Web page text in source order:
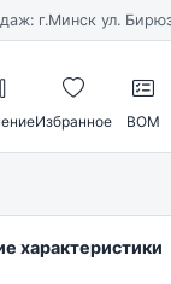
г.Минск ул.
Избранное BOM
характеристики